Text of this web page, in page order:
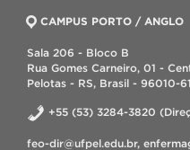
CAMPUS PORTO / ANGLO
Sala 206 - Bloco B
Rua Gomes Carneiro, 01 -
Pelotas - RS, Brasil - 96010-
+55 (53) 3284-3820
feo-dir@ufpel.edu.br,